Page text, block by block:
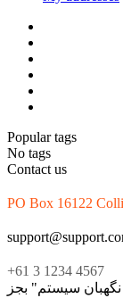
Popular tags
No tags
Contact us
PO Box 16122
+61 3 1234 4567
سیستم" بجز